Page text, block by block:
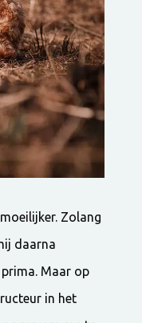
Zolang
daarna
Maar op
in het